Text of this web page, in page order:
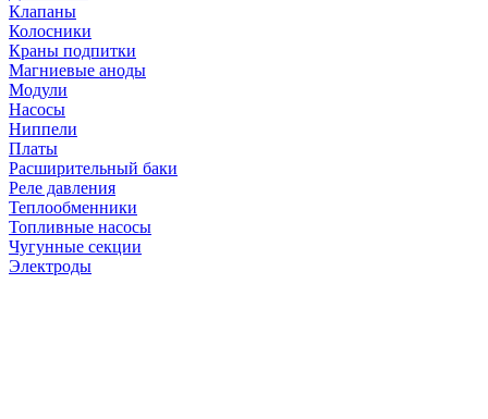
Клапаны
Колосники
Краны подпитки
Магниевые аноды
Модули
Насосы
Ниппели
Платы
Расширительный баки
Реле давления
Теплообменники
Топливные насосы
Чугунные секции
Электроды